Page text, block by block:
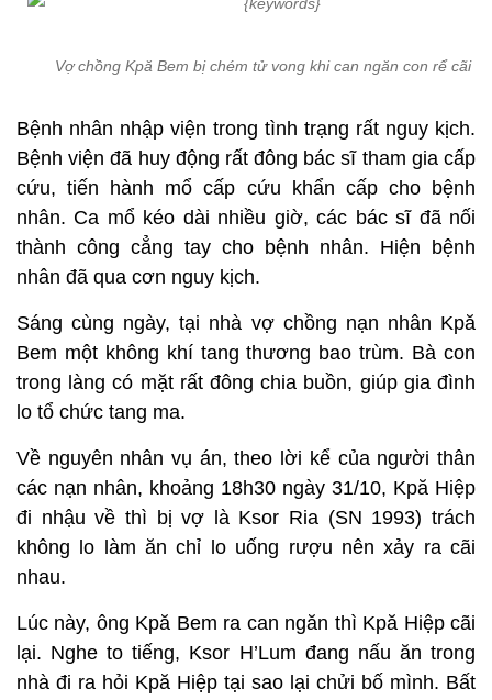
Vợ chồng Kpă Bem bị chém tử vong khi can ngăn con rể cãi vã
Bệnh nhân nhập viện trong tình trạng rất nguy kịch.
Bệnh viện đã huy động rất đông bác sĩ tham gia cấp
cứu, tiến hành mổ cấp cứu khẩn cấp cho bệnh
nhân. Ca mổ kéo dài nhiều giờ, các bác sĩ đã nối
thành công cẳng tay cho bệnh nhân. Hiện bệnh
nhân đã qua cơn nguy kịch.
Sáng cùng ngày, tại nhà vợ chồng nạn nhân Kpă
Bem một không khí tang thương bao trùm. Bà con
trong làng có mặt rất đông chia buồn, giúp gia đình
lo tổ chức tang ma.
Về nguyên nhân vụ án, theo lời kể của người thân
các nạn nhân, khoảng 18h30 ngày 31/10, Kpă Hiệp
đi nhậu về thì bị vợ là Ksor Ria (SN 1993) trách
không lo làm ăn chỉ lo uống rượu nên xảy ra cãi
nhau.
Lúc này, ông Kpă Bem ra can ngăn thì Kpă Hiệp cãi
lại. Nghe to tiếng, Ksor H’Lum đang nấu ăn trong
nhà đi ra hỏi Kpă Hiệp tại sao lại chửi bố mình. Bất